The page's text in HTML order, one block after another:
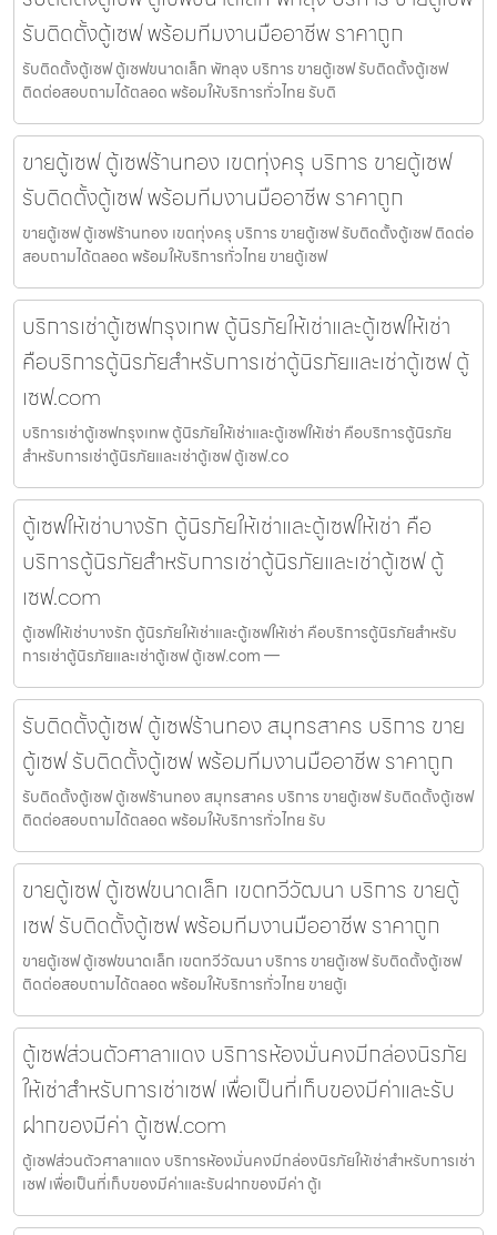
รับติดตั้งตู้เซฟ พร้อมทีมงานมืออาชีพ ราคาถูก
รับติดตั้งตู้เซฟ ตู้เซฟขนาดเล็ก พัทลุง บริการ ขายตู้เซฟ รับติดตั้งตู้เซฟ
ติดต่อสอบถามได้ตลอด พร้อมให้บริการทั่วไทย รับติ
ขายตู้เซฟ ตู้เซฟร้านทอง เขตทุ่งครุ บริการ ขายตู้เซฟ
รับติดตั้งตู้เซฟ พร้อมทีมงานมืออาชีพ ราคาถูก
ขายตู้เซฟ ตู้เซฟร้านทอง เขตทุ่งครุ บริการ ขายตู้เซฟ รับติดตั้งตู้เซฟ ติดต่อ
สอบถามได้ตลอด พร้อมให้บริการทั่วไทย ขายตู้เซฟ
บริการเช่าตู้เซฟกรุงเทพ ตู้นิรภัยให้เช่าและตู้เซฟให้เช่า
คือบริการตู้นิรภัยสำหรับการเช่าตู้นิรภัยและเช่าตู้เซฟ ตู้
เซฟ.com
บริการเช่าตู้เซฟกรุงเทพ ตู้นิรภัยให้เช่าและตู้เซฟให้เช่า คือบริการตู้นิรภัย
สำหรับการเช่าตู้นิรภัยและเช่าตู้เซฟ ตู้เซฟ.co
ตู้เซฟให้เช่าบางรัก ตู้นิรภัยให้เช่าและตู้เซฟให้เช่า คือ
บริการตู้นิรภัยสำหรับการเช่าตู้นิรภัยและเช่าตู้เซฟ ตู้
เซฟ.com
ตู้เซฟให้เช่าบางรัก ตู้นิรภัยให้เช่าและตู้เซฟให้เช่า คือบริการตู้นิรภัยสำหรับ
การเช่าตู้นิรภัยและเช่าตู้เซฟ ตู้เซฟ.com —
รับติดตั้งตู้เซฟ ตู้เซฟร้านทอง สมุทรสาคร บริการ ขาย
ตู้เซฟ รับติดตั้งตู้เซฟ พร้อมทีมงานมืออาชีพ ราคาถูก
รับติดตั้งตู้เซฟ ตู้เซฟร้านทอง สมุทรสาคร บริการ ขายตู้เซฟ รับติดตั้งตู้เซฟ
ติดต่อสอบถามได้ตลอด พร้อมให้บริการทั่วไทย รับ
ขายตู้เซฟ ตู้เซฟขนาดเล็ก เขตทวีวัฒนา บริการ ขายตู้
เซฟ รับติดตั้งตู้เซฟ พร้อมทีมงานมืออาชีพ ราคาถูก
ขายตู้เซฟ ตู้เซฟขนาดเล็ก เขตทวีวัฒนา บริการ ขายตู้เซฟ รับติดตั้งตู้เซฟ
ติดต่อสอบถามได้ตลอด พร้อมให้บริการทั่วไทย ขายตู้เ
ตู้เซฟส่วนตัวศาลาแดง บริการห้องมั่นคงมีกล่องนิรภัย
ให้เช่าสำหรับการเช่าเซฟ เพื่อเป็นที่เก็บของมีค่าและรับ
ฝากของมีค่า ตู้เซฟ.com
ตู้เซฟส่วนตัวศาลาแดง บริการห้องมั่นคงมีกล่องนิรภัยให้เช่าสำหรับการเช่า
เซฟ เพื่อเป็นที่เก็บของมีค่าและรับฝากของมีค่า ตู้เ